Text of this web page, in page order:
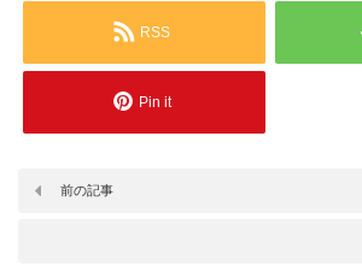
RSS
Pin it
前の記事